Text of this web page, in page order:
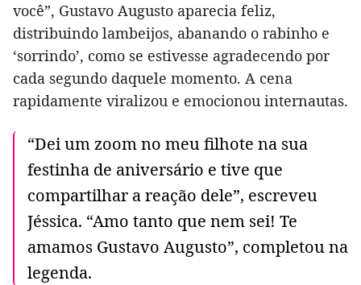
você”, Gustavo Augusto aparecia feliz,
distribuindo lambeijos, abanando o rabinho e
‘sorrindo’, como se estivesse agradecendo por
cada segundo daquele momento. A cena
rapidamente viralizou e emocionou internautas.
“Dei um zoom no meu filhote na sua
festinha de aniversário e tive que
compartilhar a reação dele”, escreveu
Jéssica. “Amo tanto que nem sei! Te
amamos Gustavo Augusto”, completou na
legenda.